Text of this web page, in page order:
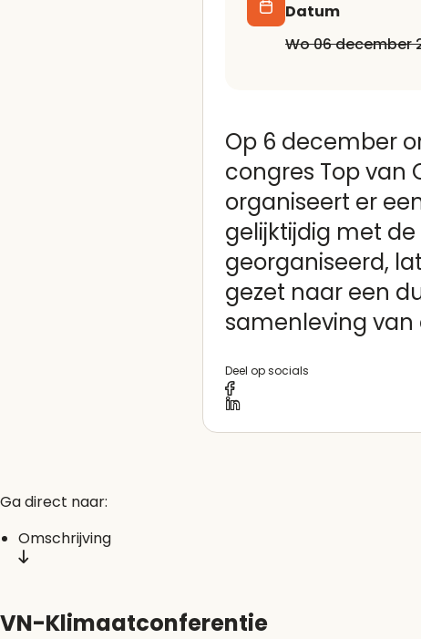
Datum
wo 06 december
Op 6 december
congres Top van
organiseert er
gelijktijdig met
georganiseerd,
gezet naar een
samenleving van
Deel op socials
Ga direct naar:
Omschrijving
VN-Klimaatconferentie